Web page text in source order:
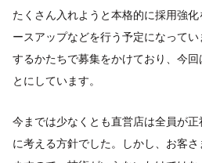
たくさん入れようと本格的に採用強
ースアップなどを行う予定になって
するかたちで募集をかけており、今
とにしています。
今までは少なくとも直営店は全員が
に考える方針でした。しかし、お客